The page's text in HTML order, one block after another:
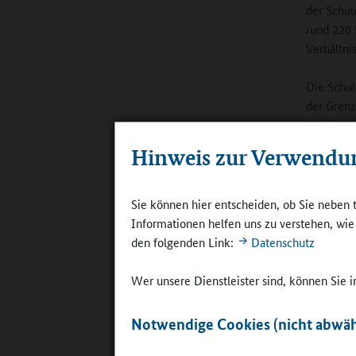
Hinweis zur
Sie können hier entscheiden, ob Sie
Informationen helfen uns zu verstehen,
den folgenden Link:
Datenschutz
Wer unsere Dienstleister sind, können Sie
Notwendige Cookies (nicht
der
rund
Die
der
für
nach
Wie hat